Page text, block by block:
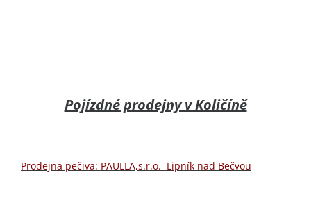
Pojízdné prodejny v Količíně
Prodejna pečiva: PAULLA,s.r.o. Lipník nad Bečvou